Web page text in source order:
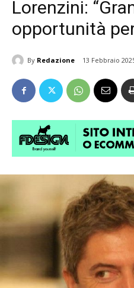
Lorenzini:
opportunità
By Redazione 13 Febbraio